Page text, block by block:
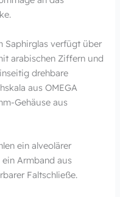
Saphirglas verfügt über
arabischen Ziffern und
drehbare
aus OMEGA
Gehäuse aus
ein alveolärer
Armband aus
Faltschließe.